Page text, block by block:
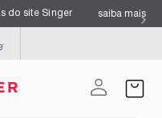
do site Singer saiba mais